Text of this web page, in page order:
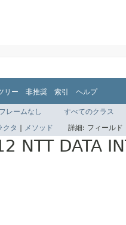
リー 非推奨 索引 ヘルプ
フレームなし
すべてのクラス
クタ メソッド 詳細: フィール
DATA